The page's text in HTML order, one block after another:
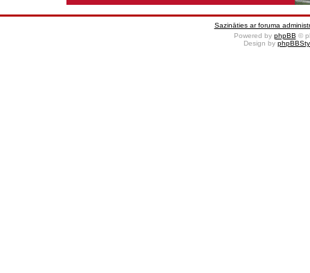
Sazināties ar foruma
Powered by phpBB ©
Design by